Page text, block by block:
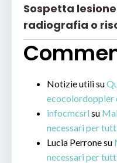
Sospetta
radiografia o
Notizie utilisu
ecocolordoppler
infocmcsrl su
necessari per
Lucia Perronesu
necessari per